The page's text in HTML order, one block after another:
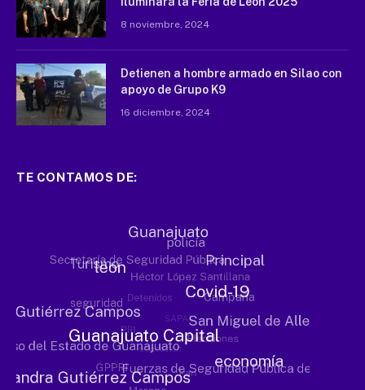
8 noviembre, 2024
Detienen a hombre armado en Silao con
apoyo de Grupo K9
16 diciembre, 2024
TE CONTAMOS DE: